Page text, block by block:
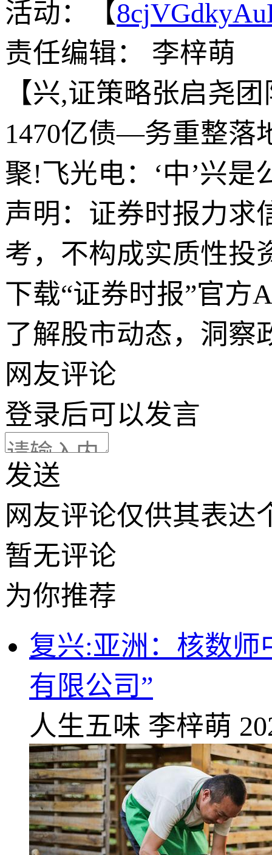
活动：【
责任编辑： 李梓萌
【兴,证策略张启尧
1470亿债—务重整落
聚!飞光电：‘中’兴是
声明：证券时报力求
考，不构成实质性投
下载“证券时报”官方
了解股市动态，洞察
网友评论
登录后可以发言
发送
网友评论仅供其表达
暂无评论
为你推荐
复兴:亚洲：核数师
有限公司”
人生五味 李梓萌